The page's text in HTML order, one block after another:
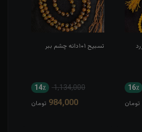
16٪
تومان
تسبیح ۱۰۱دانه چشم ببر
1,134,000 14٪
984,000 تومان